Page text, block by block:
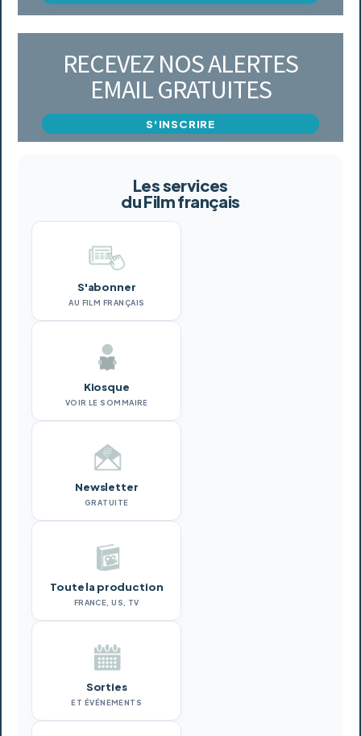
RECEVEZ NOS ALERTES
EMAIL GRATUITES
S'INSCRIRE
Les services
du Film français
S'abonner
AU FILM FRANÇAIS
Kiosque
VOIR LE SOMMAIRE
Newsletter
GRATUITE
Toute la production
FRANCE, US, TV
Sorties
ET ÉVÉNEMENTS